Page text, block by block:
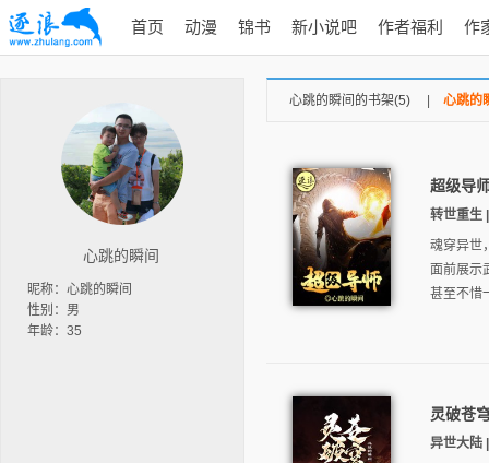
首页 动漫 锦书 新小说吧 作者福利 作
心跳的瞬间
昵称：心跳的瞬间
性别：男
年龄：35
心跳的瞬间的书架(5) 心跳的
超级导
转世重生
魂穿异世
面前展示
甚至不惜
灵破苍
异世大陆